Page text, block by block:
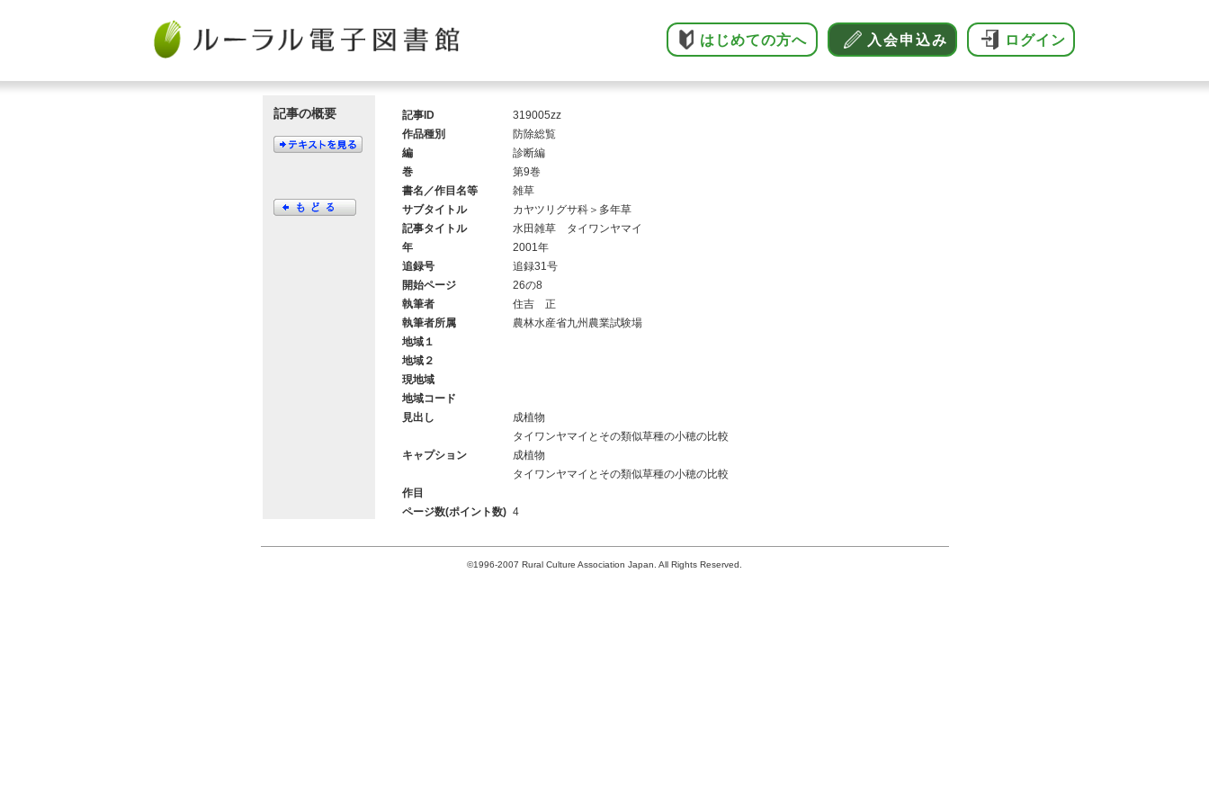
はじめての方へ 入会申込み ログイン
記事の概要 記事ID
319005zz
作品種別
防除総覧
編
診断編
巻
第9巻
書名／作目名等
雑草
サブタイトル
カヤツリグサ科＞多年草
記事タイトル
水田雑草 タイワンヤマイ
年
2001年
追録号
追録31号
開始ページ
26の8
執筆者
住吉 正
執筆者所属
農林水産省九州農業試験場
地域１
地域２
現地域
地域コード
見出し
成植物
タイワンヤマイとその類似草種の小穂の比較
キャプション
成植物
タイワンヤマイとその類似草種の小穂の比較
作目
ページ数(ポイント数) 4
©1996-2007 Rural Culture Association Japan. All Rights Reserved.